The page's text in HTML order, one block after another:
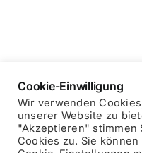
Copyright © 2025
Cookie-Einwilligung
Wir verwenden
unserer Website zu
"Akzeptieren" stimmen
Cookies zu. Sie